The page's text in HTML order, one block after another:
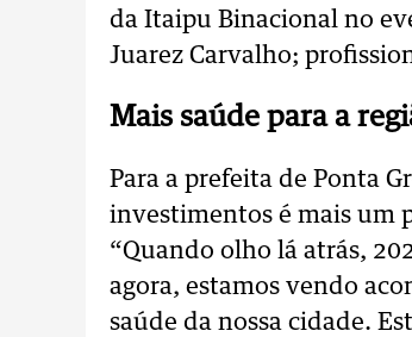
da Itaipu Binacional no
Juarez Carvalho;
Mais saúde para a
Para a prefeita de Ponta
investimentos é mais um
“Quando olho lá atrás,
agora, estamos vendo
saúde da nossa cidade.